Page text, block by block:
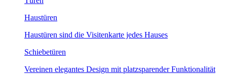
Haustüren
Haustüren sind die Visitenkarte jedes Hauses
Schiebetüren
Vereinen elegantes Design mit platzsparender Funktionalität